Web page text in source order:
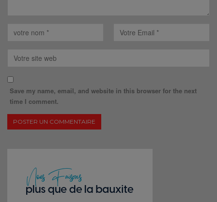
Save my name, email, and website in this browser for the next
time I comment.